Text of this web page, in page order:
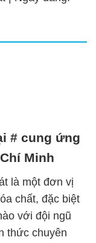
# cung ứng
Minh
là một đơn vị
chất, đặc biệt
với đội ngũ
thức chuyên